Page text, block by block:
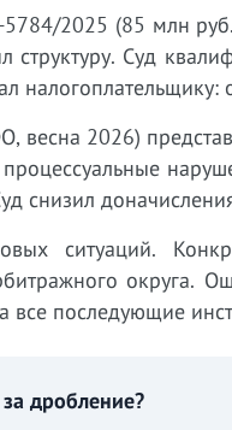
2025 (85 млн
Суд
весна 2026)
снизил
ситуаций.
округа.
все последующие
дробление?